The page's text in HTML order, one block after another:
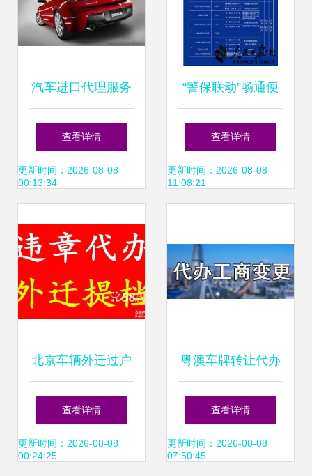
汽车进口代理服务
全解析 从货源到按
揭一站式指南
查看详情
更新时间：2026-08-08
00:13:34
“警保联动”畅通便
民路 青岛代办机动
车过户措施接地
查看详情
更新时间：2026-08-08
11:08:21
北京车辆外迁过户
提档转籍与异地验
车全流程详解 从按
查看详情
更新时间：2026-08-08
00:24:25
粤澳车牌转让代办
及按揭手续全攻略
查看详情
更新时间：2026-08-08
07:50:45